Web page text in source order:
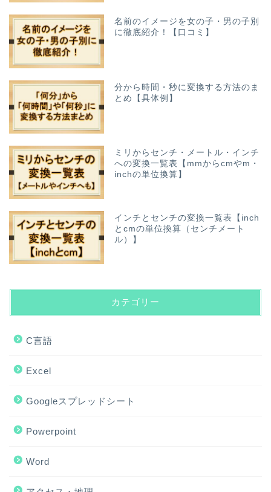
名前のイメージを女の子・男の子別
に徹底紹介！【口コミ】
分から時間・秒に変換する方法のま
とめ【具体例】
ミリからセンチ・メートル・インチ
への変換一覧表【mmからcmやm・
inchの単位換算】
インチとセンチの変換一覧表【inch
とcmの単位換算（センチメート
ル）】
カテゴリー
C言語
Excel
Googleスプレッドシート
Powerpoint
Word